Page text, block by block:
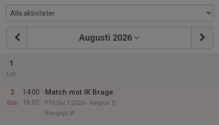
Augusti 2026
1
Lör
2
Sön
14:00
16:00
Match mot IK Brage
P16 Div.1 2026 - Region 5
Rengsjö IP